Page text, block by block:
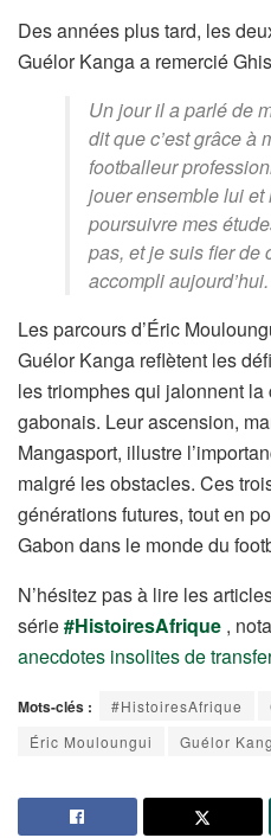
Des années plus tard, les
Guélor Kanga a remercié
Un jour il a parlé de
dit que c’est grâce à
footballeur
jouer ensemble lui et
poursuivre mes
pas, et je suis fier de
accompli aujourd’hui.
Les parcours d’Éric
Guélor Kanga reflètent les
les triomphes qui jalonnent
gabonais. Leur ascension,
Mangasport, illustre
malgré les obstacles. Ces
générations futures, tout en
Gabon dans le monde du
N’hésitez pas à lire les
série#HistoiresAfrique ,
anecdotes insolites de
Mots-clés : #HistoiresAfrique
Éric Mouloungui
Guélor